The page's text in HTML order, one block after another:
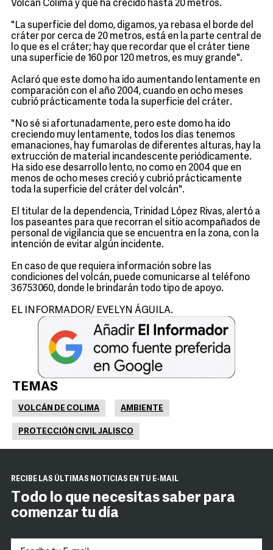
Volcán Colima y que ha crecido hasta 20 metros.
"La superficie del domo, digamos, ya rebasa el borde del
cráter por cerca de 20 metros, está en la parte central de
lo que es el cráter; hay que recordar que el cráter tiene
una superficie de 160 por 120 metros, es muy grande".
Aclaró que este domo ha ido aumentando lentamente en
comparación con el año 2004, cuando en ocho meses
cubrió prácticamente toda la superficie del cráter.
"No sé si afortunadamente, pero este domo ha ido
creciendo muy lentamente, todos los días tenemos
emanaciones, hay fumarolas de diferentes alturas, hay la
extrucción de material incandescente periódicamente.
Ha sido ese desarrollo lento, no como en 2004 que en
menos de ocho meses creció y cubrió prácticamente
toda la superficie del cráter del volcán".
El titular de la dependencia, Trinidad López Rivas, alertó a
los paseantes para que recorran el sitio acompañados de
personal de vigilancia que se encuentra en la zona, con la
intención de evitar algún incidente.
En caso de que requiera información sobre las
condiciones del volcán, puede comunicarse al teléfono
36753060, donde le brindarán todo tipo de apoyo.
EL INFORMADOR/ EVELYN ÁGUILA.
TEMAS
VOLCÁN DE COLIMA AMBIENTE
PROTECCIÓN CIVIL JALISCO
RECIBE LAS ÚLTIMAS NOTICIAS EN TU E-MAIL
Todo lo que necesitas saber para
comenzar tu día